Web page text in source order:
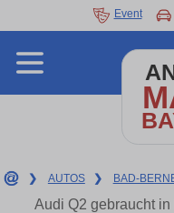
Event
❯ AUTOS ❯ BAD-
Audi Q2 gebraucht